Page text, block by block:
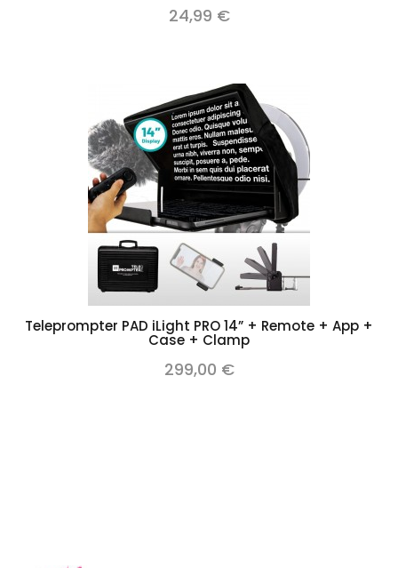
24,99 €
Teleprompter PAD iLight PRO 14” + Remote + App +
Case + Clamp
299,00 €